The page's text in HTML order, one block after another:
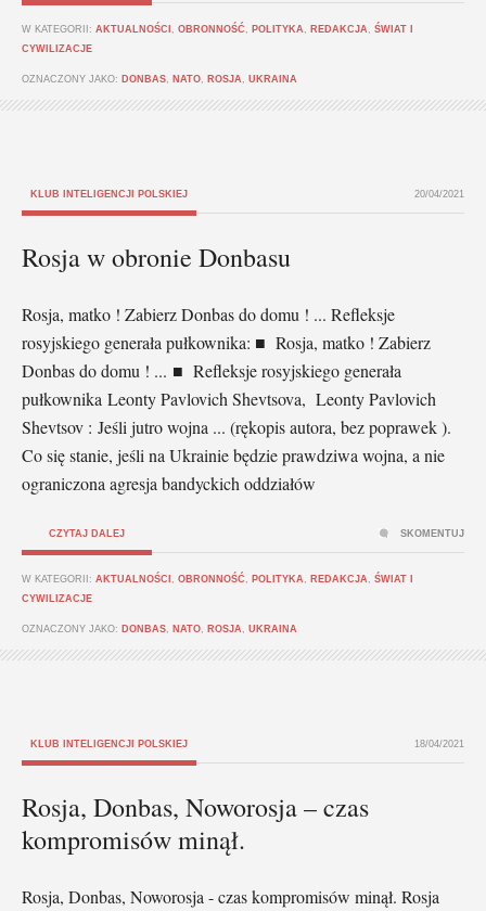
W KATEGORII: AKTUALNOŚCI OBRONNOŚĆ POLITYKA REDAKCJA
ŚWIAT I
CYWILIZACJE
OZNACZONY JAKO: DONBAS NATO ROSJA UKRAINA
KLUB INTELIGENCJI POLSKIEJ 20/04/2021
Rosja w obronie Donbasu
Rosja, matko ! Zabierz Donbas do domu ! ... Refleksje
rosyjskiego generała pułkownika: ■ Rosja, matko ! Zabierz
Donbas do domu ! ... ■ Refleksje rosyjskiego generała
pułkownika Leonty Pavlovich Shevtsova, Leonty Pavlovich
Shevtsov : Jeśli jutro wojna ... (rękopis autora, bez poprawek ).
Co się stanie, jeśli na Ukrainie będzie prawdziwa wojna, a nie
ograniczona agresja bandyckich oddziałów
CZYTAJ DALEJ
W KATEGORII: AKTUALNOŚCI OBRONNOŚĆ POLITYKA REDAKCJA
ŚWIAT I
CYWILIZACJE
OZNACZONY JAKO: DONBAS NATO ROSJA UKRAINA
SKOMENTUJ
KLUB INTELIGENCJI POLSKIEJ 18/04/2021
Rosja, Donbas, Noworosja – czas
kompromisów minął.
Rosja, Donbas, Noworosja - czas kompromisów minął. Rosja